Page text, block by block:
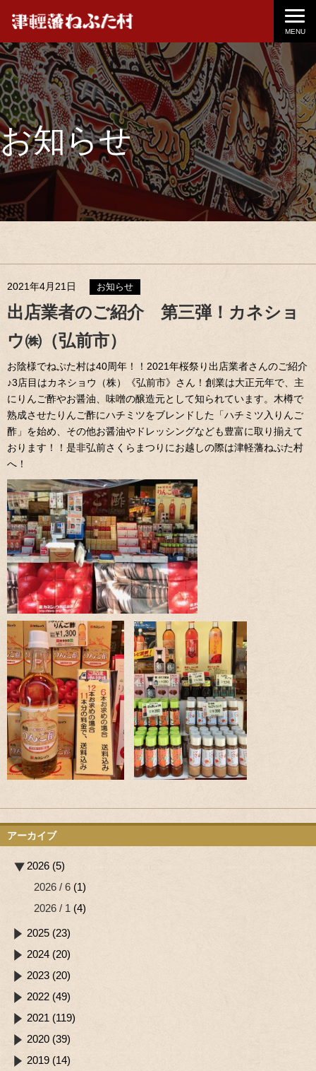
MENU
お知らせ
2021年4月21日 お知らせ
出店業者のご紹介 第三弾！カネショ
ウ㈱（弘前市）
お陰様でねぷた村は40周年！！2021年桜祭り出店業者さんのご紹介
♪3店目はカネショウ（株）《弘前市》さん！創業は大正元年で、主
にりんご酢やお醤油、味噌の醸造元として知られています。木樽で
熟成させたりんご酢にハチミツをブレンドした「ハチミツ入りんご
酢」を始め、その他お醤油やドレッシングなども豊富に取り揃えて
おります！！是非弘前さくらまつりにお越しの際は津軽藩ねぷた村
へ！
アーカイブ
2026 (5)
2026 / 6 (1)
2026 / 1 (4)
2025 (23)
2024 (20)
2023 (20)
2022 (49)
2021 (119)
2020 (39)
2019 (14)